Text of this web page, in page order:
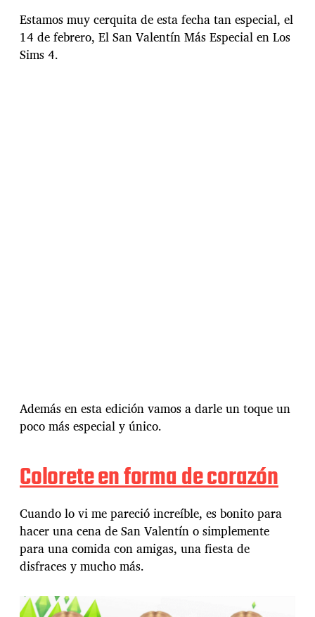
h
a
d
e
Estamos muy cerquita de esta fecha tan especial, el
14 de febrero, El San Valentín Más Especial en Los
Sims 4.
Además en esta edición vamos a darle un toque un
poco más especial y único.
Colorete en forma de corazón
Cuando lo vi me pareció increíble, es bonito para
hacer una cena de San Valentín o simplemente
para una comida con amigas, una fiesta de
disfraces y mucho más.